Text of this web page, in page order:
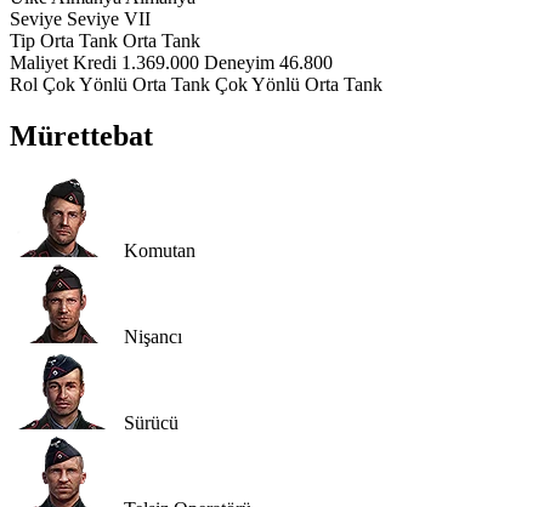
Seviye Seviye VII
Tip Orta Tank Orta Tank
Maliyet Kredi 1.369.000 Deneyim 46.800
Rol Çok Yönlü Orta Tank Çok Yönlü Orta Tank
Mürettebat
Komutan
Nişancı
Sürücü